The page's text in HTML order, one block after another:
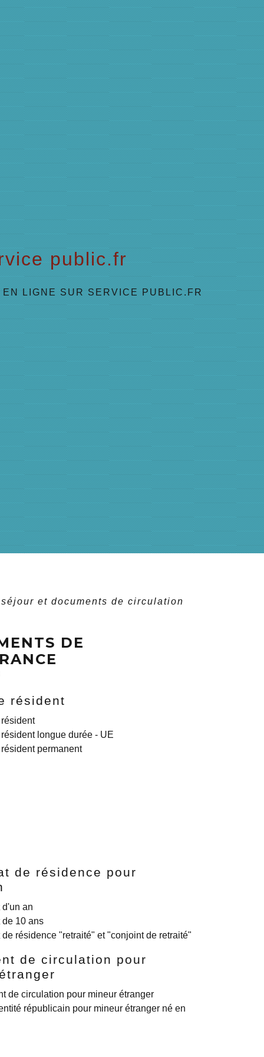
public.fr
EN LIGNE SUR SERVICE PUBLIC.FR
et documents de circulation
DE
résident
longue durée - UE
permanent
de résidence pour
d'un an
de 10 ans
résidence "retraité" et "conjoint de retraité"
de circulation pour
de circulation pour mineur étranger
républicain pour mineur étranger né en